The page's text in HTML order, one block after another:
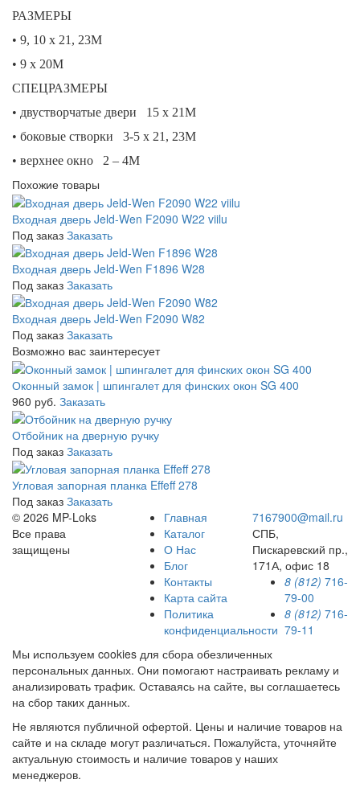
РАЗМЕРЫ
• 9, 10 х 21, 23М
• 9 х 20М
СПЕЦРАЗМЕРЫ
• двустворчатые двери 15 х 21М
• боковые створки 3-5 х 21, 23М
• верхнее окно 2 – 4М
Похожие товары
Входная дверь Jeld-Wen F2090 W22 viilu
Под заказ Заказать
Входная дверь Jeld-Wen F1896 W28
Под заказ Заказать
Входная дверь Jeld-Wen F2090 W82
Под заказ Заказать
Возможно вас заинтересует
Оконный замок | шпингалет для финских окон SG 400
960 руб. Заказать
Отбойник на дверную ручку
Под заказ Заказать
Угловая запорная планка Effeff 278
Под заказ Заказать
© 2026 MP-Loks
Все права
защищены
Главная
Каталог
О Нас
Блог
Контакты
Карта сайта
Политика
конфиденциальности
7167900@mail.ru
СПБ,
Пискаревский пр.,
171А, офис 18
8 (812) 716-
79-00
8 (812) 716-
79-11
Мы используем cookies для сбора обезличенных
персональных данных. Они помогают настраивать рекламу и
анализировать трафик. Оставаясь на сайте, вы соглашаетесь
на сбор таких данных.
Не являются публичной офертой. Цены и наличие товаров на
сайте и на складе могут различаться. Пожалуйста, уточняйте
актуальную стоимость и наличие товаров у наших
менеджеров.